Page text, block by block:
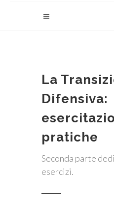
La
Difensiva:
pratiche
Seconda parte
esercizi.